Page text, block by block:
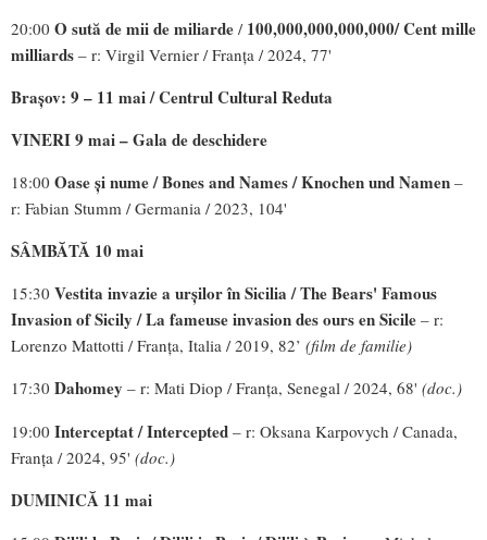
20:00 O sută de mii de miliarde / 100,000,000,000,000/ Cent mille
milliards – r: Virgil Vernier / Franța / 2024, 77'
Brașov: 9 – 11 mai / Centrul Cultural Reduta
VINERI 9 mai – Gala de deschidere
18:00 Oase și nume /Bones and Names / Knochen und Namen –
r: Fabian Stumm / Germania / 2023, 104'
SÂMBĂTĂ 10 mai
15:30 Vestita invazie a urșilor în Sicilia / The Bears' Famous
Invasion of Sicily / La fameuse invasion des ours en Sicile – r:
Lorenzo Mattotti / Franța, Italia / 2019, 82’ (film de familie)
17:30 Dahomey – r: Mati Diop / Franța, Senegal / 2024, 68' (doc.)
19:00 Interceptat / Intercepted – r: Oksana Karpovych / Canada,
Franța / 2024, 95' (doc.)
DUMINICĂ 11 mai